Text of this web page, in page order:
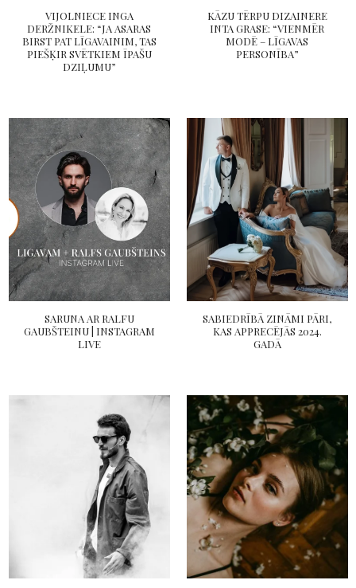
VIJOLNIECE INGA
DERŽNIKELE: “JA ASARAS
BIRST PAT LĪGAVAINIM, TAS
PIEŠĶIR SVĒTKIEM ĪPAŠU
DZIĻUMU”
KĀZU TĒRPU DIZAINERE
INTA GRASE: “VIENMĒR
MODĒ – LĪGAVAS
PERSONĪBA”
SARUNA AR RALFU
GAUBŠTEINU | INSTAGRAM
LIVE
SABIEDRĪBĀ ZINĀMI PĀRI,
KAS APPRECĒJĀS 2024.
GADĀ